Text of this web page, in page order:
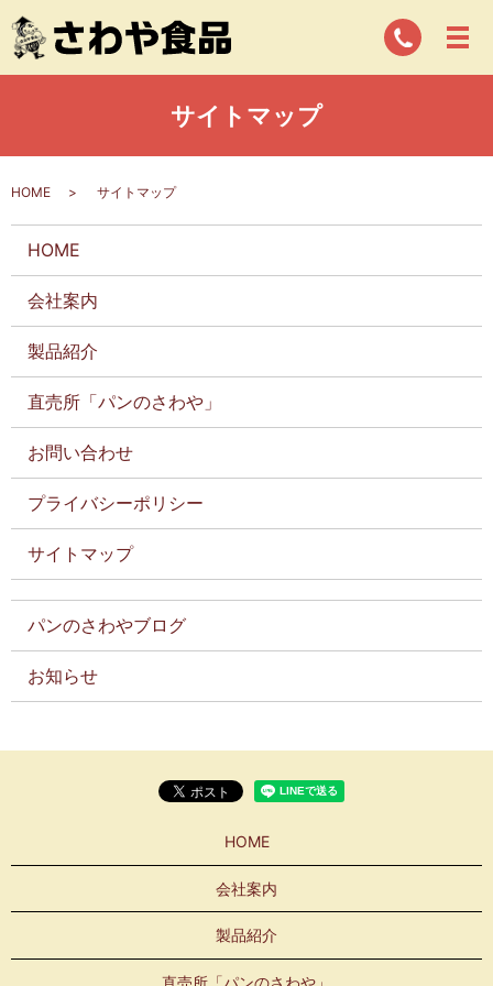
サイトマップ
HOME サイトマップ
HOME
会社案内
製品紹介
直売所「パンのさわや」
お問い合わせ
プライバシーポリシー
サイトマップ
パンのさわやブログ
お知らせ
HOME
会社案内
製品紹介
直売所「パンのさわや」